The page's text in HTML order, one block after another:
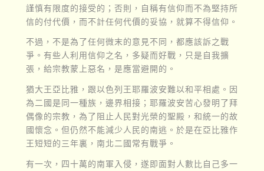
謹慎有限度的接受的；否則，自稱有信仰而不為堅持所
信的付代價，而不計任何代價的妥協，就算不得信仰。
不過，不是為了任何微末的意見不同，都應該訴之戰
爭。有些人利用信仰之名，多疑而好戰，只是自我擴
張，給宗教蒙上惡名，是應當避開的。
猶大王亞比雅，跟以色列王耶羅波安難以和平相處。因
為二國是同一種族，邊界相接；耶羅波安苦心發明了拜
偶像的宗教，為了阻止人民對光榮的聖殿，和統一的故
國懷念。但仍然不能減少人民的南逃。於是在亞比雅作
王短短的三年裏，南北二國常有戰爭。
有一次，四十萬的南軍入侵，遂即面對人數比自己多一